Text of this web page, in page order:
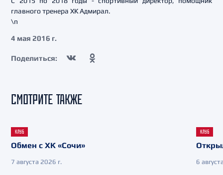
главного тренера ХК Адмирал.
\n
4 мая 2016 г.
Поделиться:
СМОТРИТЕ ТАКЖЕ
КЛУБ
Обмен с ХК «Сочи»
7 августа 2026 г.
КЛУБ
6